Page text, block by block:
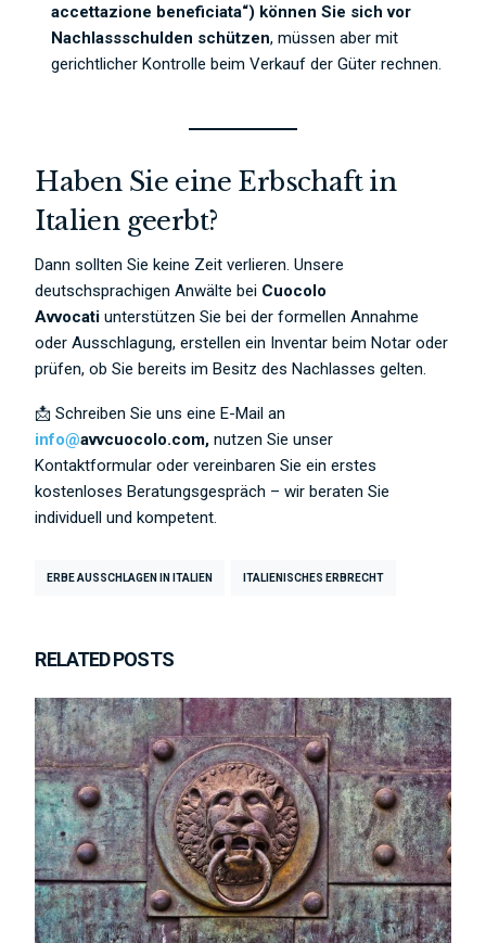
accettazione beneficiata“) können Sie sich vor
Nachlassschulden schützen, müssen aber mit
gerichtlicher Kontrolle beim Verkauf der Güter rechnen.
Haben Sie eine Erbschaft in
Italien geerbt?
Dann sollten Sie keine Zeit verlieren. Unsere
deutschsprachigen Anwälte bei Cuocolo
Avvocati unterstützen Sie bei der formellen Annahme
oder Ausschlagung, erstellen ein Inventar beim Notar oder
prüfen, ob Sie bereits im Besitz des Nachlasses gelten.
📩 Schreiben Sie uns eine E-Mail an
info@avvcuocolo.com, nutzen Sie unser
Kontaktformular oder vereinbaren Sie ein erstes
kostenloses Beratungsgespräch – wir beraten Sie
individuell und kompetent.
ERBE AUSSCHLAGEN IN ITALIEN ITALIENISCHES ERBRECHT
RELATED POSTS